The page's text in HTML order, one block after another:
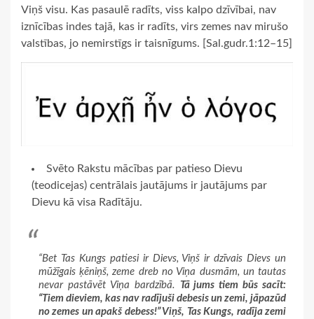
Viņš visu. Kas pasaulē radīts, viss kalpo dzīvībai, nav
iznīcības indes tajā, kas ir radīts, virs zemes nav mirušo
valstības, jo nemirstīgs ir taisnīgums. [Sal.gudr.1:12–15]
Svēto Rakstu mācības par patieso Dievu
(teodicejas) centrālais jautājums ir jautājums par
Dievu kā visa Radītāju.
“Bet Tas Kungs patiesi ir Dievs, Viņš ir dzīvais Dievs un
mūžīgais ķēniņš, zeme dreb no Viņa dusmām, un tautas
nevar pastāvēt Viņa bardzībā. Tā jums tiem būs sacīt:
“Tiem dieviem, kas nav radījuši debesis un zemi, jāpazūd
no zemes un apakš debess!” Viņš, Tas Kungs, radīja zemi